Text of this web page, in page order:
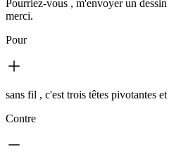
Pourriez-vous , m'envoyer un
merci.
Pour
sans fil , c'est trois têtes pivotantes
Contre